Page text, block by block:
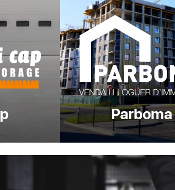
Parboma